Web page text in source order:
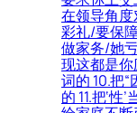
在领导角度
彩礼/要保
做家务/她
现这都是
词的 10.把
的 11.把‘性